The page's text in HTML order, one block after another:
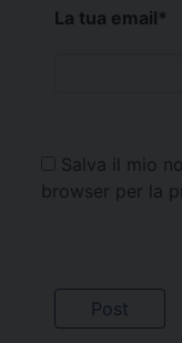
La tua email*
Salva il mio
browser per la